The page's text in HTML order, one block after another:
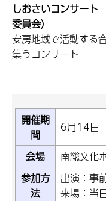
しおさいコンサー
委員会）
安房地域で活動する
集うコンサート
開催期
間
6月14日
会場
南総文化
参加方
法
出演：事
来場：当